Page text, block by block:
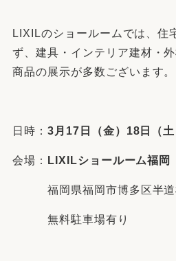
LIXILのショールームでは、住
ず、建具・インテリア建材・
商品の展示が多数ございます。
日時： 3月17日（金）18日（
会場： LIXILショールーム福岡
福岡県福岡市博多区半道
無料駐車場有り